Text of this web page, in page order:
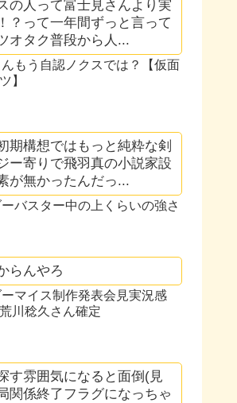
の人って富士見さんより実
？って一年間ずっと言って
オタク普段から人...
もう自認ノクスでは？【仮面
】
期構想ではもっと純粋な剣
ー寄りで飛羽真の小説家設
が無かったんだっ...
バスター中の上くらいの強さ
らんやろ
マイス制作発表会見実況感
川稔久さん確定
す雰囲気になると面倒(見
関係終了フラグになっちゃ